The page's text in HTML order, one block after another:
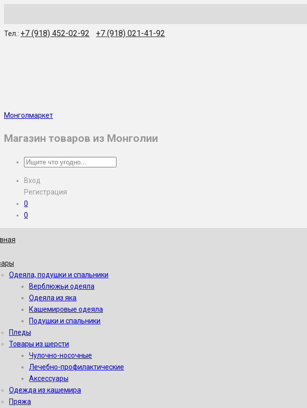
Тел.: +7 (918) 452-02-92 +7 (918) 021-41-92
Монголмаркет
Магазин товаров из Монголии
Вход
Регистрация
0
0
Одеяла, подушки и спальники
Верблюжьи одеяла
Одеяла из яка
Кашемировые одеяла
Подушки и спальники
Пледы
Товары из шерсти
Чулочно-носочные
Лечебно-профилактические
Аксессуары
Одежда из кашемира
Пряжа